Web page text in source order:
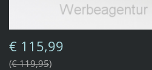
€ 115,99
€ 119,95